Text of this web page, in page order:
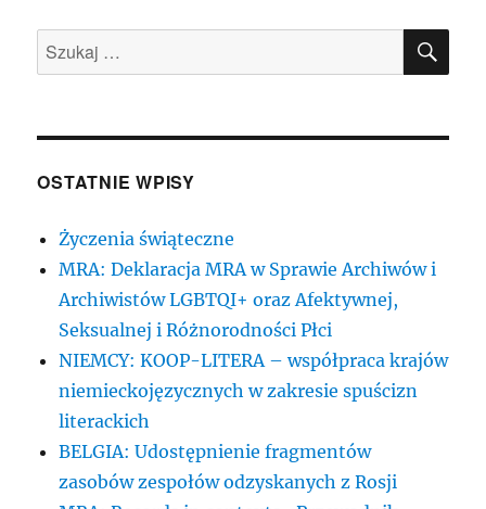
Szukaj:
OSTATNIE WPISY
Życzenia świąteczne
MRA: Deklaracja MRA w Sprawie Archiwów i
Archiwistów LGBTQI+ oraz Afektywnej,
Seksualnej i Różnorodności Płci
NIEMCY: KOOP-LITERA – współpraca krajów
niemieckojęzycznych w zakresie spuścizn
literackich
BELGIA: Udostępnienie fragmentów
zasobów zespołów odzyskanych z Rosji